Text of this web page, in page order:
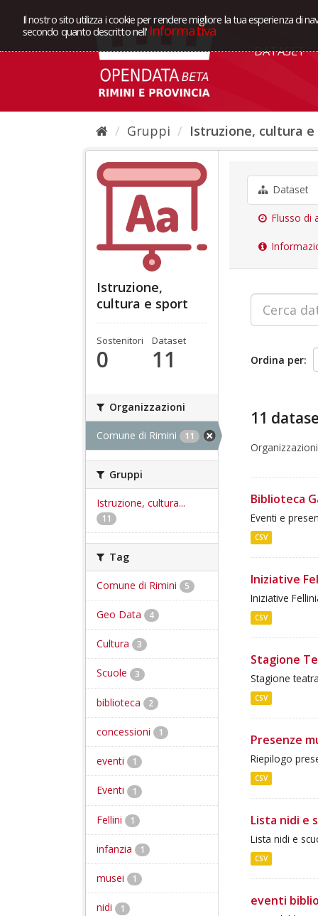
Il nostro sito utilizza i cookie per rendere migliore la tua esperienza di
secondo quanto descritto nell' Informativa
DATASET
Gruppi Istruzione, cultura
Istruzione,
cultura e sport
Sostenitori
0
Dataset
11
Organizzazioni
Comune di Rimini 11
Gruppi
Istruzione, cultura...
11
Tag
Comune di Rimini 5
Geo Data 4
Cultura 3
Scuole 3
biblioteca 2
concessioni 1
eventi 1
Eventi 1
Fellini 1
infanzia 1
musei 1
nidi 1
Dataset
Flusso di
Ordina per
11
Biblioteca
Eventi e
CSV
Iniziative
Iniziative
CSV
Stagione
Stagione
CSV
Presenze
Riepilogo
CSV
Lista nidi e
Lista nidi e
CSV
eventi